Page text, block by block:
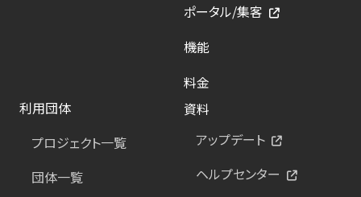
ポータル/集客
機能
料金
利用団体
プロジェクト一覧
団体一覧
資料
アップデート
ヘルプセンター